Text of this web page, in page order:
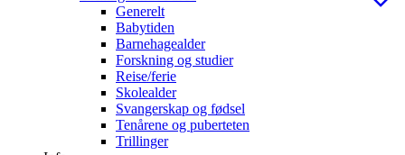
Generelt
Babytiden
Barnehagealder
Forskning og studier
Reise/ferie
Skolealder
Svangerskap og fødsel
Tenårene og puberteten
Trillinger